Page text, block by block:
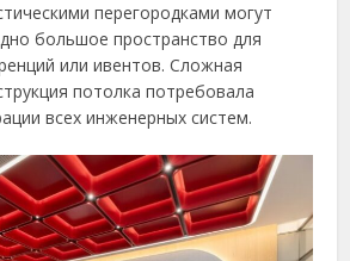
перегородками могут
большое пространство для
или ивентов. Сложная
потолка потребовала
всех инженерных систем.